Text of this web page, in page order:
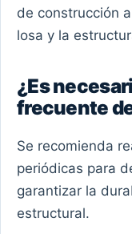
de construcción
losa y la
¿Es
frecuente
Se recomienda
periódicas para
garantizar la
estructural.